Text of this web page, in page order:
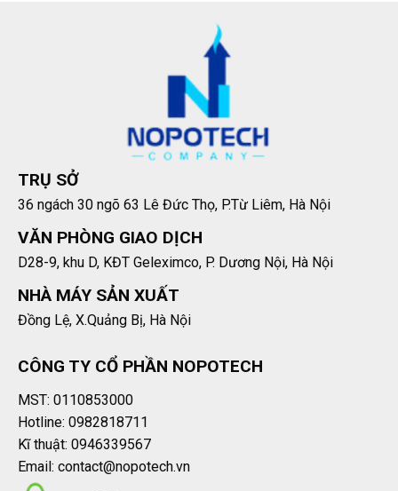
TRỤ SỞ
36 ngách 30 ngõ 63 Lê Đức Thọ, P.Từ Liêm, Hà Nội
VĂN PHÒNG GIAO DỊCH
D28-9, khu D, KĐT Geleximco, P. Dương Nội, Hà Nội
NHÀ MÁY SẢN XUẤT
Đồng Lệ, X.Quảng Bị, Hà Nội
CÔNG TY CỔ PHẦN NOPOTECH
MST: 0110853000
Hotline: 0982818711
Kĩ thuật: 0946339567
Email: contact@nopotech.vn